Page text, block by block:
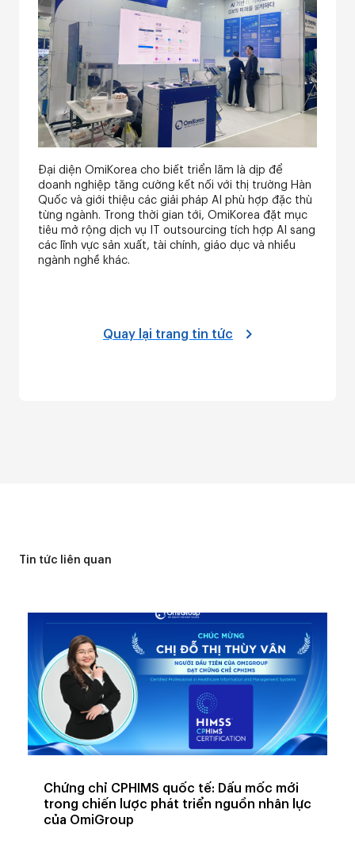
Đại diện OmiKorea cho biết triển lãm là dịp để
doanh nghiệp tăng cường kết nối với thị trường Hàn
Quốc và giới thiệu các giải pháp AI phù hợp đặc thù
từng ngành. Trong thời gian tới, OmiKorea đặt mục
tiêu mở rộng dịch vụ IT outsourcing tích hợp AI sang
các lĩnh vực sản xuất, tài chính, giáo dục và nhiều
ngành nghề khác.
Quay lại trang tin tức
Tin tức liên quan
Chứng chỉ CPHIMS quốc tế: Dấu mốc mới
trong chiến lược phát triển nguồn nhân lực
của OmiGroup